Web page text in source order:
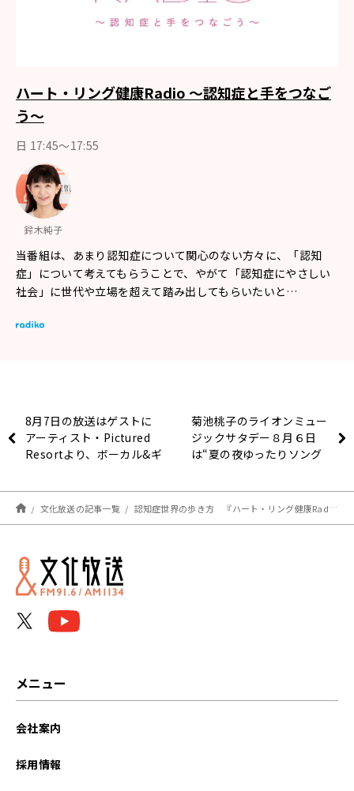
ハート・リング健康Radio ～認知症と手をつなご
う～
日 17:45～17:55
鈴木純子
当番組は、あまり認知症について関心のない方々に、「認知
症」について考えてもらうことで、やがて「認知症にやさしい
社会」に世代や立場を超えて踏み出してもらいたいと…
8月7日の放送はゲストに
アーティスト・Pictured
Resortより、ボーカル&ギ
登場！稲田さんがTakagi
さんにお礼！？その理由
は・・・『アインシュタイ
Heat&Heart!』
菊池桃子のライオンミュー
ジックサタデー８月６日
は“夏の夜ゆったりソング
ました！
文化放送の記事一覧 認知症世界の歩き方 『ハート・リング健康Radio～認知症と手をつなごう〜 』
メニュー
会社案内
採用情報